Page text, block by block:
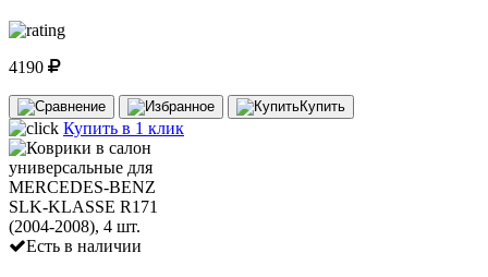
4190
Купить
Купить в 1 клик
Есть в наличии